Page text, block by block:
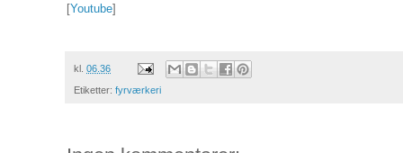
[Youtube]
kl. 06.36
Etiketter: fyrværkeri